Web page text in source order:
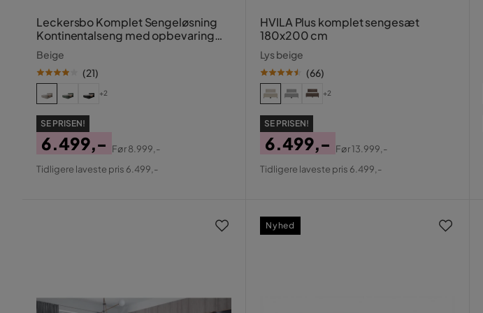
Leckersbo Komplet Sengeløsning
Kontinentalseng med opbevaring
140x200 cm
Beige
(21)
+2
SE PRISEN!
Pris
6.499,-
Original
Før8.999,-
Tidligere laveste pris 6.499,-
HVILA Plus komplet sengesæt
180x200 cm
Lys beige
(66)
+2
SE PRISEN!
Pris
6.499,-
Original
Før13.999,-
Tidligere laveste pris 6.499,-
Nyhed